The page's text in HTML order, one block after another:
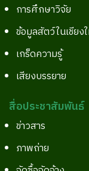
การศึกษาวิจัย
ข้อมูลสัตว์ในเชียง
เกร็ดความรู้
เสียงบรรยาย
สื่อประชาสัมพันธ์
ข่าวสาร
ภาพถ่าย